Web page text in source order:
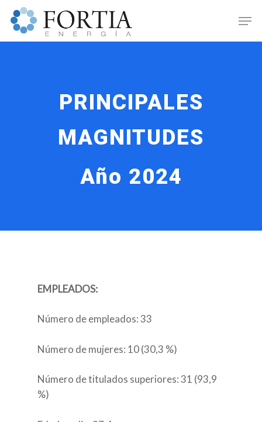
PRINCIPALES
MAGNITUDES
Año 2024
EMPLEADOS:
Número de empleados: 33
Número de mujeres: 10 (30,3 %)
Número de titulados superiores: 31 (93,9
%)